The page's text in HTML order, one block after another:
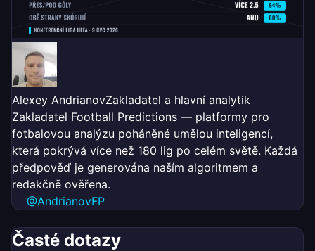
Alexey AndrianovZakladatel a hlavní analytik
Zakladatel Football Predictions — platformy pro
fotbalovou analýzu poháněné umělou inteligencí,
která pokrývá více než 180 lig po celém světě. Každá
předpověď je generována naším algoritmem a
redakčně ověřena.
@AndrianovFP
Časté dotazy